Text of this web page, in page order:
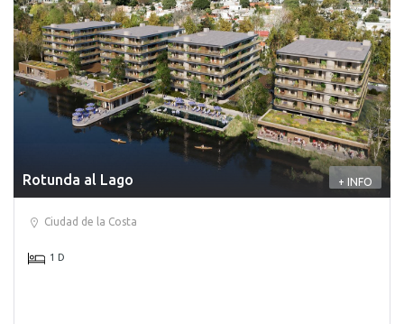
Rotunda al Lago + INFO
Ciudad de la Costa
1 D